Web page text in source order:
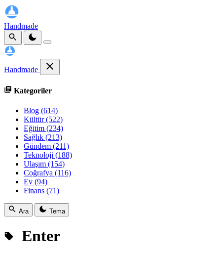
Handmade
Handmade
Kategoriler
Blog (614)
Kültür(522)
Eğitim (234)
Sağlık (213)
Gündem (211)
Teknoloji (188)
Ulaşım (154)
Coğrafya (116)
Ev (94)
Finans (71)
Ara Tema
Enter